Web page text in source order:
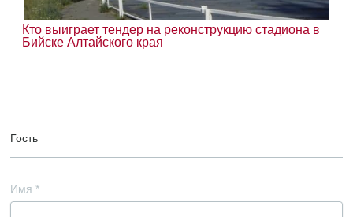
Кто выиграет тендер на реконструкцию стадиона в
Бийске Алтайского края
Гость
Имя *